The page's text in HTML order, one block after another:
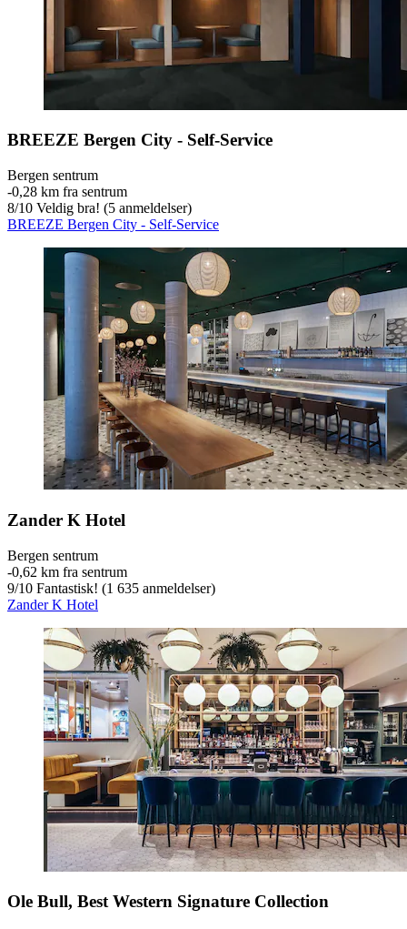
BREEZE Bergen City - Self-Service
Bergen sentrum
‐0,28 km fra sentrum
8/10 Veldig bra! (5 anmeldelser)
BREEZE Bergen City - Self-Service
Zander K Hotel
Bergen sentrum
‐0,62 km fra sentrum
9/10 Fantastisk! (1 635 anmeldelser)
Zander K Hotel
Ole Bull, Best Western Signature Collection